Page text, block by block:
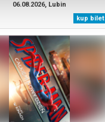
06.08.2026, Lubin
kup bilet